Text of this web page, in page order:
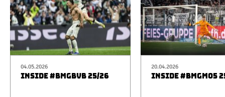
04.05.2026
INSIDE #BMGBVB 25/26
20.04.2026
INSIDE #BMGM05